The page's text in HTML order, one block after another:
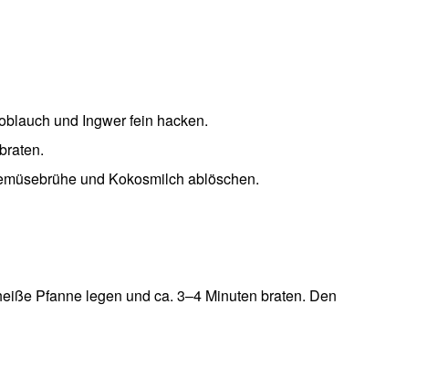
und Ingwer fein hacken.
und Kokosmilch ablöschen.
Pfanne legen und ca. 3–4 Minuten braten. Den